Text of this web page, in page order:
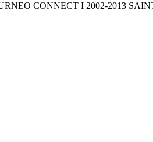
CONNECT I 2002-2013